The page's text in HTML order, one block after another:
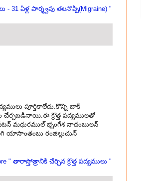
ఏళ్ల పార్శ్వపు తలనొప్పి(Migraine) "
పూర్తికాలేదు.కొన్ని బాకీ
చేర్చబడినాయి.ఈ క్రొత్త పద్యములతో
మధురముల్ భృంగేశ నాదంబులన్
రంజిల్లుచున్
" తారాస్తోత్రానికి చేర్చిన క్రొత్త పద్యములు "